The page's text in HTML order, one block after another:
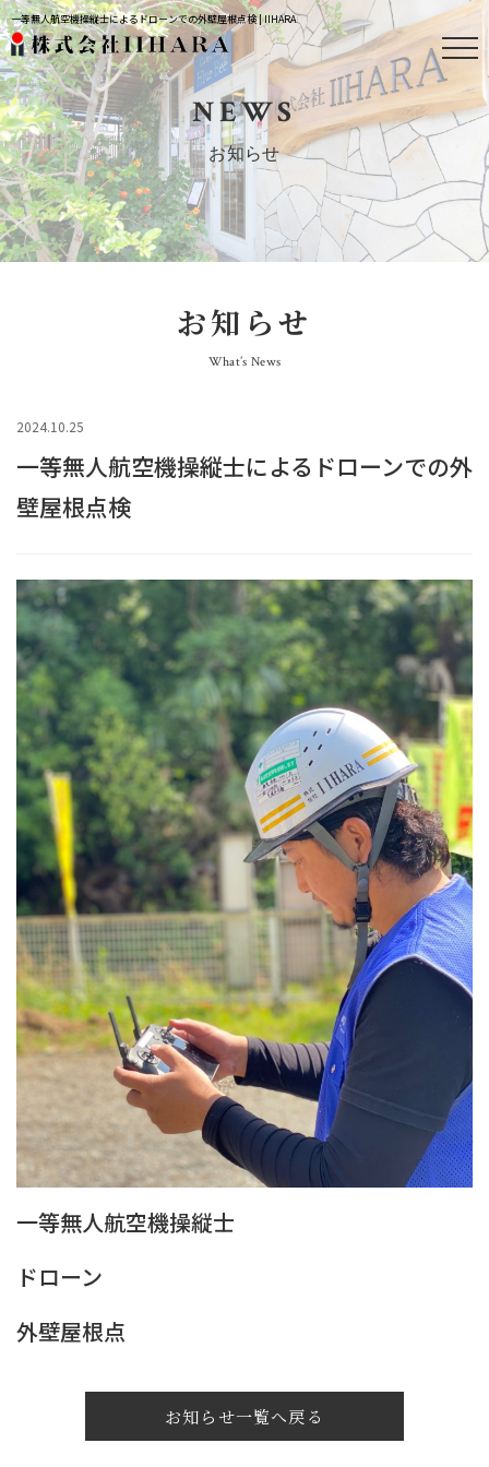
一等無人航空機操縦士によるドローンでの外壁屋根点検 | IIHARA
NEWS
お知らせ
お知らせ
What’s News
2024.10.25
一等無人航空機操縦士によるドローンでの外
壁屋根点検
一等無人航空機操縦士
ドローン
外壁屋根点
お知らせ一覧へ戻る